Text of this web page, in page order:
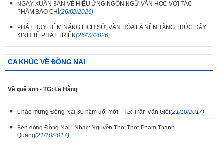
NGÀY XUÂN BÀN VỀ HIỆU ỨNG NGÔN NGỮ VĂN HỌC VỚI TÁC
PHẨM BÁO CHÍ (26/02/2026)
PHÁT HUY TIỀM NĂNG LỊCH SỬ, VĂN HÓA LÀ NỀN TẢNG THÚC ĐẨY
KINH TẾ PHÁT TRIỂN(26/02/2026)
CA KHÚC VỀ ĐỒNG NAI
Về quê anh - TG: Lệ Hằng
Chào mừng Đồng Nai 30 năm đổi mới - TG: Trần Văn Giỏi(21/10/2017)
Bên dòng Đồng Nai - Nhạc: Nguyễn Thọ; Thơ: Phạm Thanh
Quang(21/10/2017)